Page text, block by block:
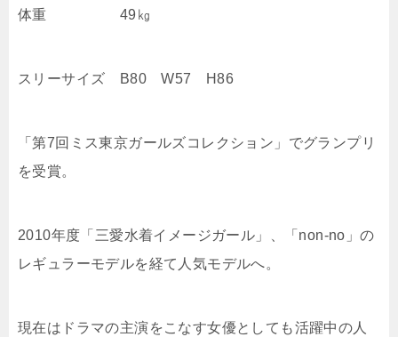
体重 49㎏
スリーサイズ B80 W57 H86
「第7回ミス東京ガールズコレクション」でグランプリ
を受賞。
2010年度「三愛水着イメージガール」、「non-no」の
レギュラーモデルを経て人気モデルへ。
現在はドラマの主演をこなす女優としても活躍中の人